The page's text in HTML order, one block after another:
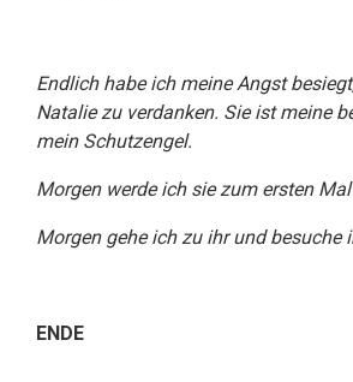
Endlich habe ich meine Angst
Natalie zu verdanken. Sie ist meine
mein Schutzengel.
Morgen werde ich sie zum ersten
Morgen gehe ich zu ihr und besuche
ENDE